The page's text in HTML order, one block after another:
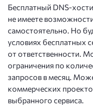
Бесплатный DNS-
не имеете
самостоятельно. Но
условиях бесплатных
от ответственности.
ограничения по
запросов в месяц.
коммерческих
выбранного сервиса.